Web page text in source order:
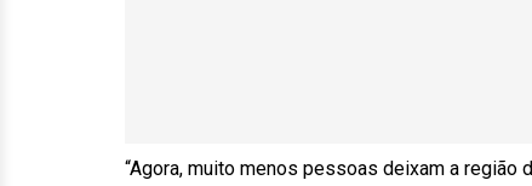
“Agora, muito menos pessoas deixam a